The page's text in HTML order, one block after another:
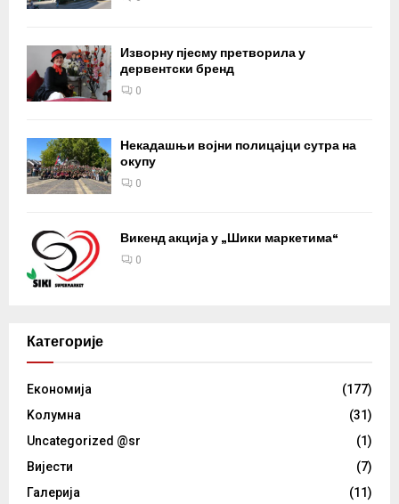
Изворну пјесму претворила у
дервентски бренд
0
Некадашњи војни полицајци сутра на
окупу
0
Викенд акција у „Шики маркетима“
0
Категорије
Eкономија
(177)
Kолумнa
(31)
Uncategorized @sr
(1)
Вијести
(7)
Галерија
(11)